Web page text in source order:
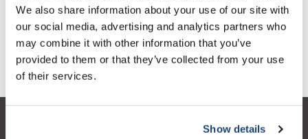
We also share information about your use of our site with
our social media, advertising and analytics partners who
may combine it with other information that you’ve
provided to them or that they’ve collected from your use
of their services.
Show details
Zum Warenkorb hinzufügen
Informationen